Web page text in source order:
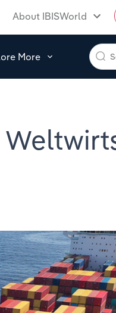
About IBISWorld
More